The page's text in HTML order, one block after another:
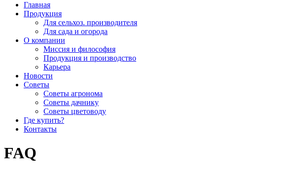
Главная
Продукция
Для сельхоз. производителя
Для сада и огорода
О компании
Миссия и философия
Продукция и производство
Карьера
Новости
Советы
Советы агронома
Советы дачнику
Советы цветоводу
Где купить?
Контакты
FAQ